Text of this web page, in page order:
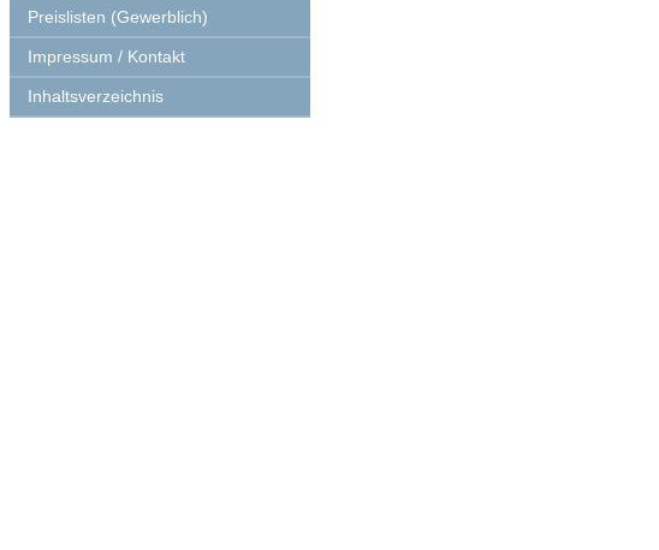
Preislisten (Gewerblich)
Impressum / Kontakt
Inhaltsverzeichnis